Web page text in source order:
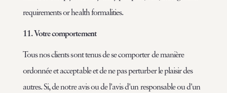
requirements or health formalities.
11. Votre comportement
Tous nos clients sont tenus de se comporter de manière
ordonnée et acceptable et de ne pas perturber le plaisir des
autres. Si, de notre avis ou de l'avis d'un responsable ou d'un